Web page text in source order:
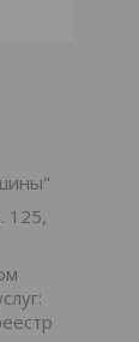
125,